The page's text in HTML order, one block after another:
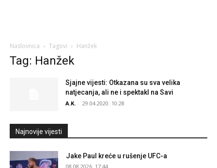
Naslovnica Tagovi Hanžek
Tag: Hanžek
Sjajne vijesti: Otkazana su sva velika
natjecanja, ali ne i spektakl na Savi
A.K. - 29.04.2020. 10:28
Najnovije vijesti
Jake Paul kreće u rušenje UFC-a
08.08.2026. 17:44